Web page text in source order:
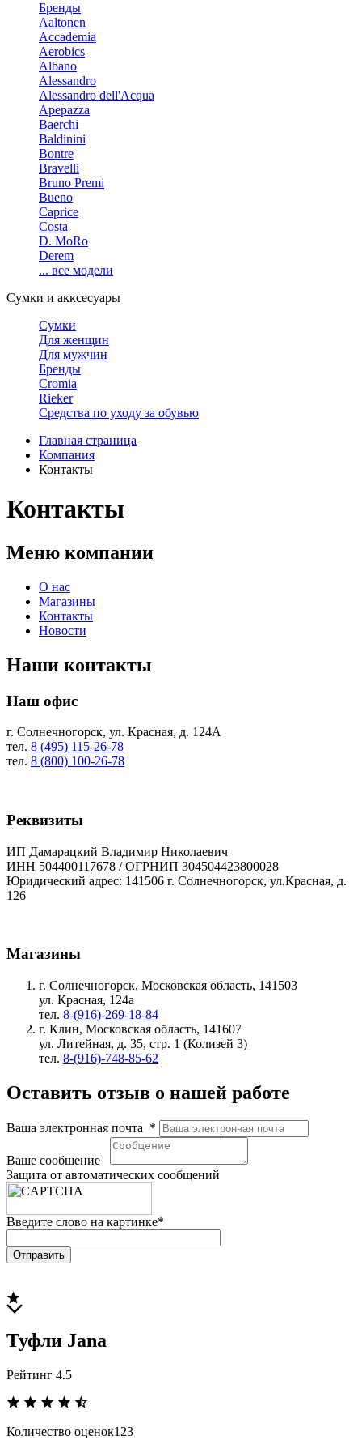
Бренды
Aaltonen
Accademia
Aerobics
Albano
Alessandro
Alessandro dell'Acqua
Apepazza
Baerchi
Baldinini
Bontre
Bravelli
Bruno Premi
Bueno
Caprice
Costa
D. MoRo
Derem
... все модели
Сумки и акксесуары
Сумки
Для женщин
Для мужчин
Бренды
Cromia
Rieker
Средства по уходу за обувью
Главная страница
Компания
Контакты
Контакты
Меню компании
О нас
Магазины
Контакты
Новости
Наши контакты
Наш офис
г. Солнечногорск, ул. Красная, д. 124А
тел. 8 (495) 115-26-78
тел. 8 (800) 100-26-78
Реквизиты
ИП Дамарацкий Владимир Николаевич
ИНН 504400117678 / ОГРНИП 304504423800028
Юридический адрес: 141506 г. Солнечногорск, ул.Красная, д.
126
Магазины
г. Солнечногорск, Московская область, 141503
ул. Красная, 124а
тел. 8-(916)-269-18-84
г. Клин, Московская область, 141607
ул. Литейная, д. 35, стр. 1 (Колизей 3)
тел. 8-(916)-748-85-62
Оставить отзыв о нашей работе
Ваша электронная почта *
Ваше сообщение
Защита от автоматических сообщений
Введите слово на картинке*
Туфли Jana
Рейтинг 4.5
Количество оценок123